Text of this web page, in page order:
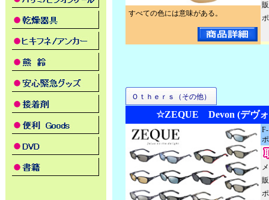
すべての色には意味がある。
Ｏｔｈｅｒｓ（その他）
☆ZEQUE Devon (デヴ